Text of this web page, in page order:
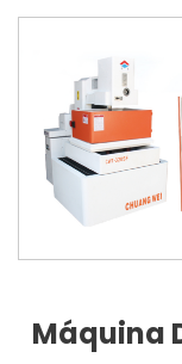
Máquina